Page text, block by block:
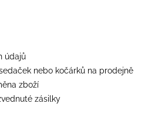
údajů
nebo kočárků na prodejně
zboží
zásilky